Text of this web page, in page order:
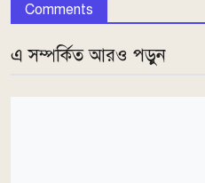
Comments
এ সম্পর্কিত আরও পড়ুন